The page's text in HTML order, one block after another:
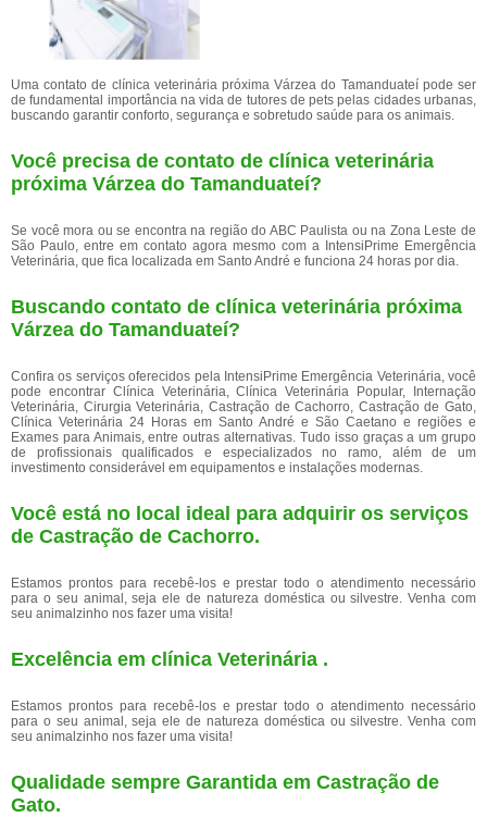
Uma contato de clínica veterinária próxima Várzea do Tamanduateí pode ser
de fundamental importância na vida de tutores de pets pelas cidades urbanas,
buscando garantir conforto, segurança e sobretudo saúde para os animais.
Você precisa de contato de clínica veterinária
próxima Várzea do Tamanduateí?
Se você mora ou se encontra na região do ABC Paulista ou na Zona Leste de
São Paulo, entre em contato agora mesmo com a IntensiPrime Emergência
Veterinária, que fica localizada em Santo André e funciona 24 horas por dia.
Buscando contato de clínica veterinária próxima
Várzea do Tamanduateí?
Confira os serviços oferecidos pela IntensiPrime Emergência Veterinária, você
pode encontrar Clínica Veterinária, Clínica Veterinária Popular, Internação
Veterinária, Cirurgia Veterinária, Castração de Cachorro, Castração de Gato,
Clínica Veterinária 24 Horas em Santo André e São Caetano e regiões e
Exames para Animais, entre outras alternativas. Tudo isso graças a um grupo
de profissionais qualificados e especializados no ramo, além de um
investimento considerável em equipamentos e instalações modernas.
Você está no local ideal para adquirir os serviços
de Castração de Cachorro.
Estamos prontos para recebê-los e prestar todo o atendimento necessário
para o seu animal, seja ele de natureza doméstica ou silvestre. Venha com
seu animalzinho nos fazer uma visita!
Excelência em clínica Veterinária .
Estamos prontos para recebê-los e prestar todo o atendimento necessário
para o seu animal, seja ele de natureza doméstica ou silvestre. Venha com
seu animalzinho nos fazer uma visita!
Qualidade sempre Garantida em Castração de
Gato.